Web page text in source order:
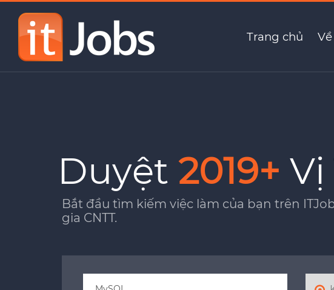
Trang chủ
Duyệt 2019+ Vị
Bắt đầu tìm kiếm việc làm của bạn trên
gia CNTT.